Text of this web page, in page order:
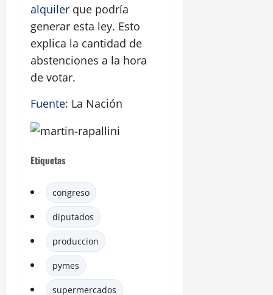
alquiler que podría
generar esta ley. Esto
explica la cantidad de
abstenciones a la hora
de votar.
Fuente: La Nación
Etiquetas
congreso
diputados
produccion
pymes
supermercados